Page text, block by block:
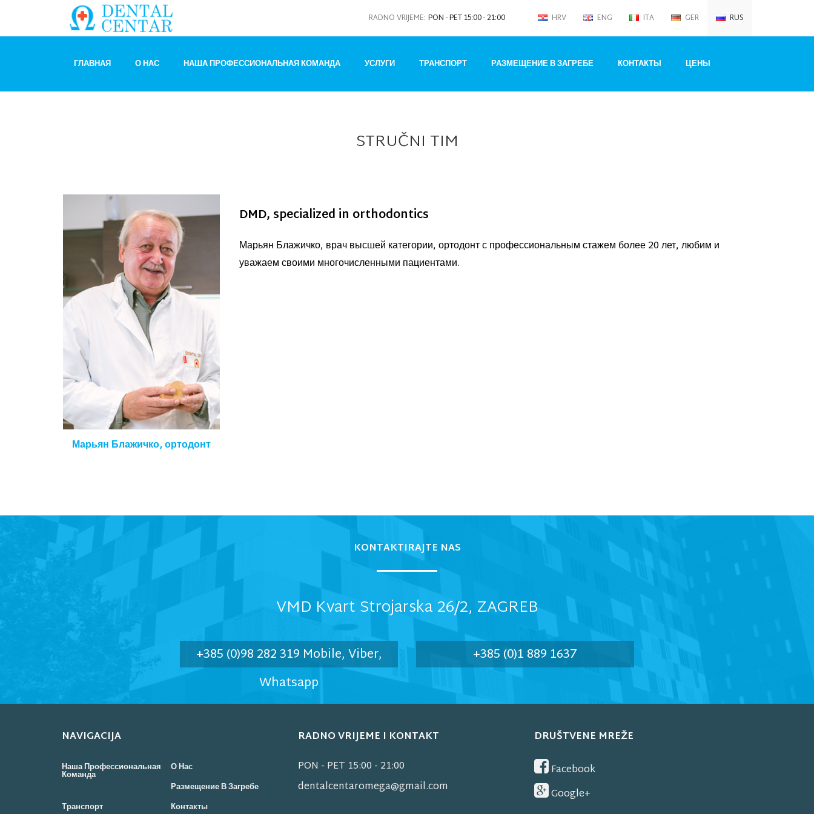
HRV ENG ITA GER RUS
RADNO VRIJEME: PON - PET 15:00 - 21:00
ГЛАВНАЯ О НАС НАША ПРОФЕССИОНАЛЬНАЯ КОМАНДА УСЛУГИ ТРАНСПОРТ РАЗМЕЩЕНИЕ В ЗАГРЕБЕ КОНТАКТЫ ЦЕНЫ
STRUČNI TIM
Марьян Блажичко, ортодонт
DMD, specialized in orthodontics
Марьян Блажичко, врач высшей категории, ортодонт с профессиональным стажем более 20 лет, любим и
уважаем своими многочисленными пациентами.
KONTAKTIRAJTE NAS
VMD Kvart Strojarska 26/2, ZAGREB
+385 (0)98 282 319 Mobile, Viber,
Whatsapp
+385 (0)1 889 1637
NAVIGACIJA
Наша Профессиональная
Команда
О Нас
Размещение В Загребе
Транспорт
Контакты
RADNO VRIJEME I KONTAKT
PON - PET 15:00 - 21:00
dentalcentaromega@gmail.com
DRUŠTVENE MREŽE
Facebook
Google+